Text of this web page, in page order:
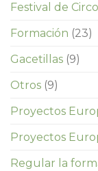
Festival de
Formación (23)
Gacetillas (9)
Otros (9)
Proyectos
Proyectos
Regular la